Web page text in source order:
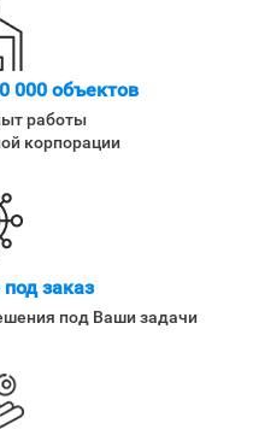
000 объектов
работы
корпорации
заказ
под Ваши задачи